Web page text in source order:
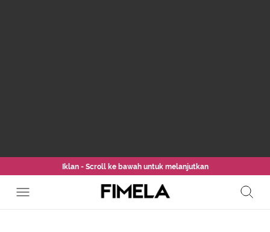
Iklan - Scroll ke bawah untuk melanjutkan